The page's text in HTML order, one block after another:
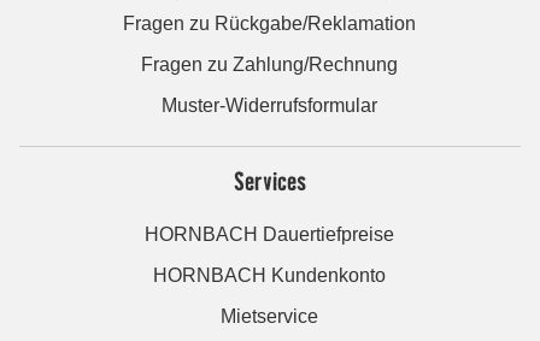
Fragen zu Rückgabe/Reklamation
Fragen zu Zahlung/Rechnung
Muster-Widerrufsformular
Services
HORNBACH Dauertiefpreise
HORNBACH Kundenkonto
Mietservice